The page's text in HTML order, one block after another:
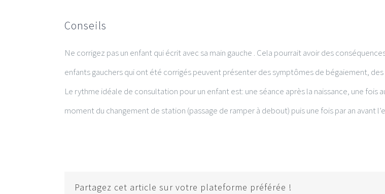
Conseils
Ne corrigez pas un enfant qui écrit avec sa main gauche . Cela pourrait avoir des
enfants gauchers qui ont été corrigés peuvent présenter des symptômes de bégaiement,
Le rythme idéale de consultation pour un enfant est: une séance après la naissance, une fois
moment du changement de station (passage de ramper à debout) puis une fois par an avant
Partagez cet article sur votre plateforme préférée !